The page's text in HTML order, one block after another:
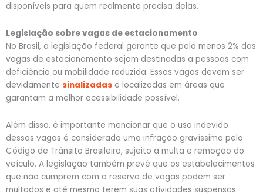
disponíveis para quem realmente precisa delas.
Legislação sobre vagas de estacionamento
No Brasil, a legislação federal garante que pelo menos 2% das
vagas de estacionamento sejam destinadas a pessoas com
deficiência ou mobilidade reduzida. Essas vagas devem ser
devidamente sinalizadas e localizadas em áreas que
garantam a melhor acessibilidade possível.
Além disso, é importante mencionar que o uso indevido
dessas vagas é considerado uma infração gravíssima pelo
Código de Trânsito Brasileiro, sujeito a multa e remoção do
veículo. A legislação também prevê que os estabelecimentos
que não cumprem com a reserva de vagas podem ser
multados e até mesmo terem suas atividades suspensas.